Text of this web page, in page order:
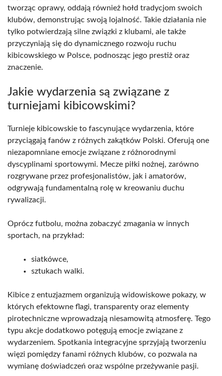
tworząc oprawy, oddają również hołd tradycjom swoich
klubów, demonstrując swoją lojalność. Takie działania nie
tylko potwierdzają silne związki z klubami, ale także
przyczyniają się do dynamicznego rozwoju ruchu
kibicowskiego w Polsce, podnosząc jego prestiż oraz
znaczenie.
Jakie wydarzenia są związane z
turniejami kibicowskimi?
Turnieje kibicowskie to fascynujące wydarzenia, które
przyciągają fanów z różnych zakątków Polski. Oferują one
niezapomniane emocje związane z różnorodnymi
dyscyplinami sportowymi. Mecze piłki nożnej, zarówno
rozgrywane przez profesjonalistów, jak i amatorów,
odgrywają fundamentalną rolę w kreowaniu duchu
rywalizacji.
Oprócz futbolu, można zobaczyć zmagania w innych
sportach, na przykład:
siatkówce,
sztukach walki.
Kibice z entuzjazmem organizują widowiskowe pokazy, w
których efektowne flagi, transparenty oraz elementy
pirotechniczne wprowadzają niesamowitą atmosferę. Tego
typu akcje dodatkowo potęgują emocje związane z
wydarzeniem. Spotkania integracyjne sprzyjają tworzeniu
więzi pomiędzy fanami różnych klubów, co pozwala na
wymianę doświadczeń oraz wspólne przeżywanie pasji.